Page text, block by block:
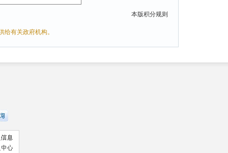
本版积分规则
有关政府机构。